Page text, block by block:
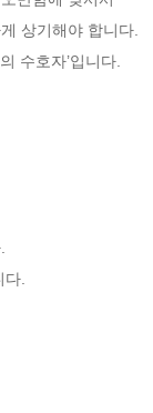
상기해야 합니다.
수호자’입니다.
.